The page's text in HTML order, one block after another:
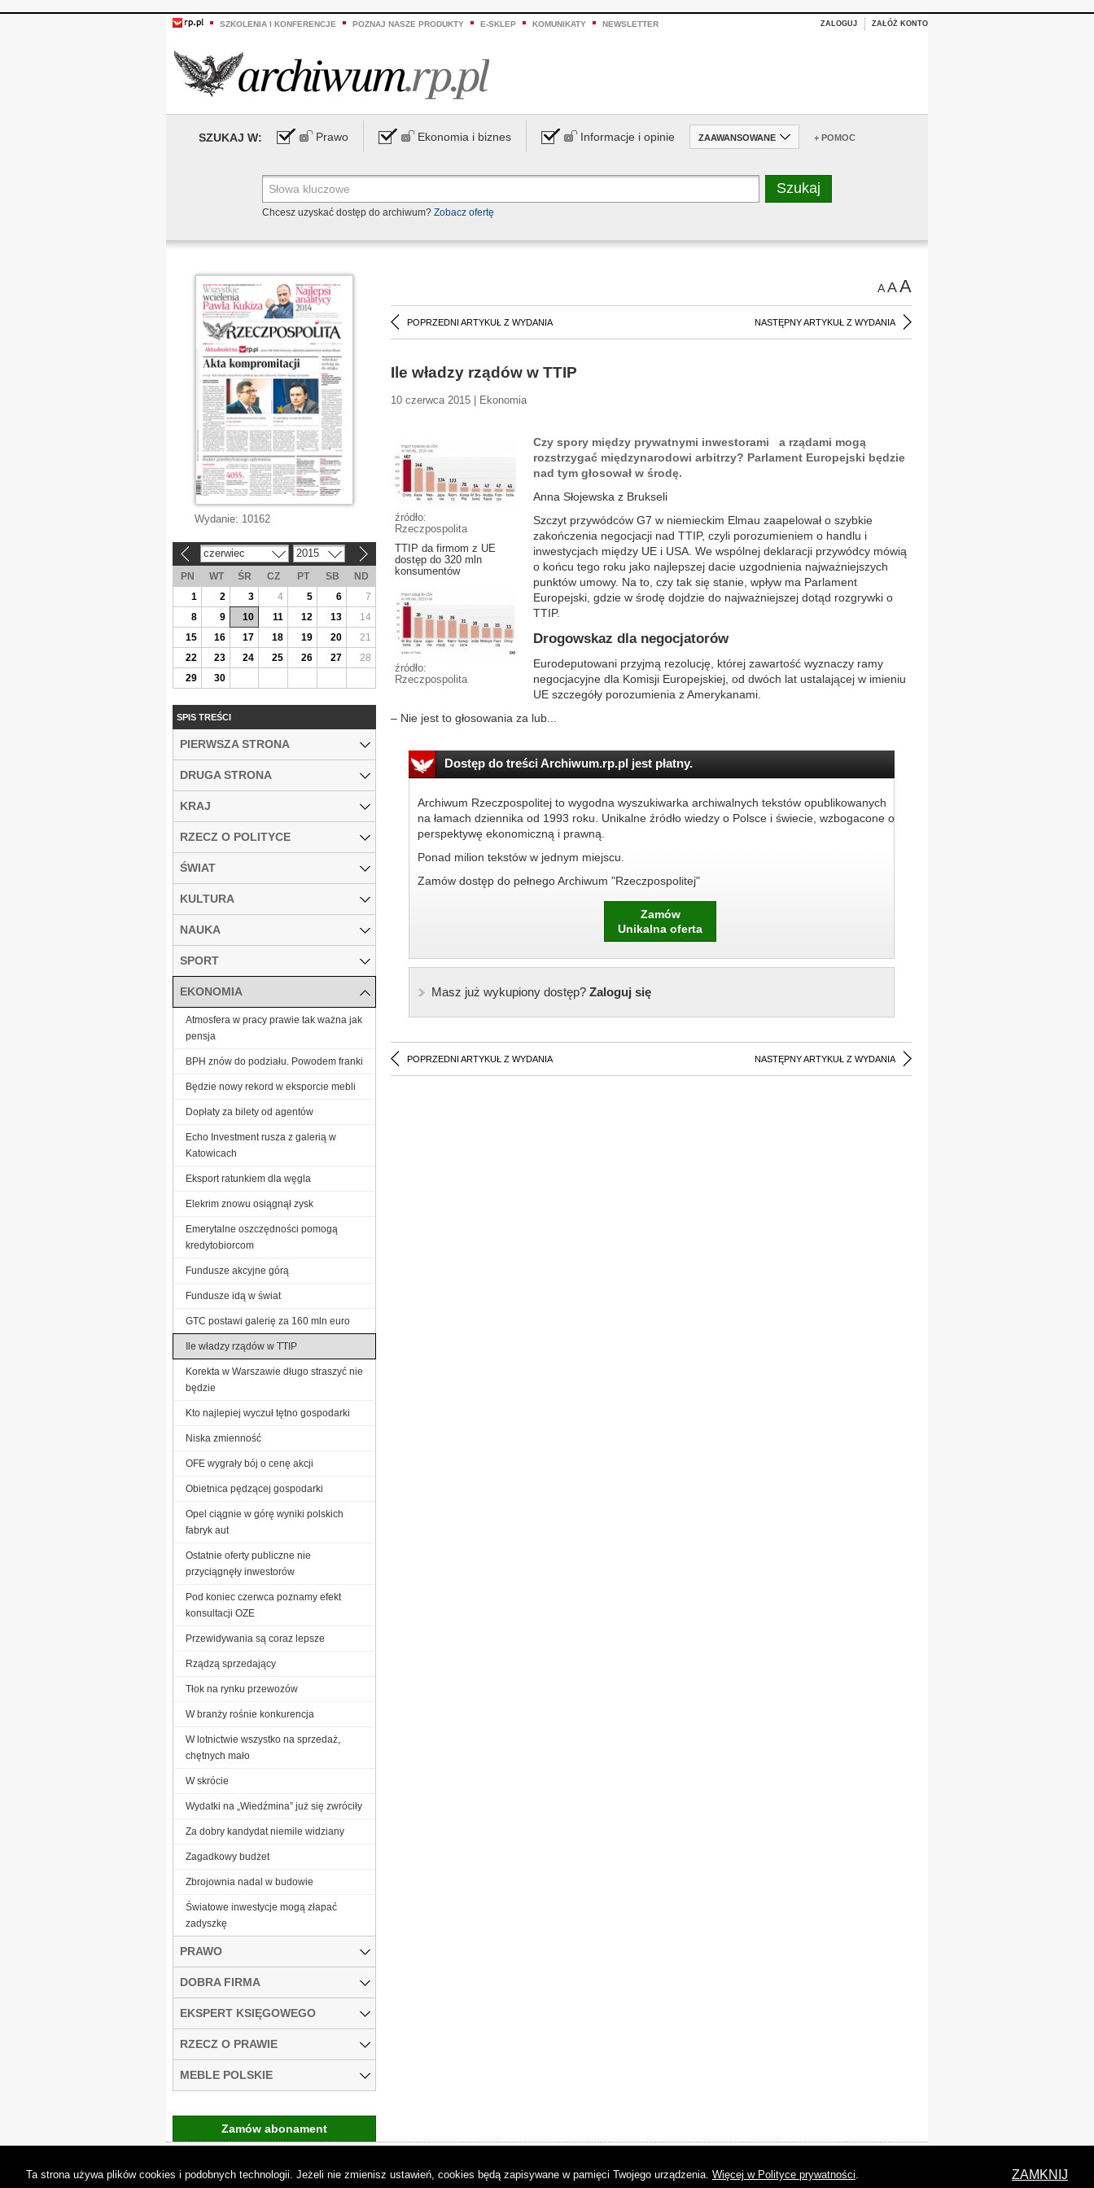
SZKOLENIA I KONFERENCJE POZNAJ NASZE PRODUKTY E-SKLEP KOMUNIKATY NEWSLETTER ZALOGUJ ZAŁÓŻ KONTO
SZUKAJ W: Prawo Ekonomia i biznes Informacje i opinie ZAAWANSOWANE + POMOC
Chcesz uzyskać dostęp do archiwum? Zobacz ofertę
AAA
POPRZEDNI ARTYKUŁ Z WYDANIA NASTĘPNY ARTYKUŁ Z WYDANIA
Ile władzy rządów w TTIP
10 czerwca 2015 | Ekonomia
źródło:
Rzeczpospolita
TTIP da firmom z UE
dostęp do 320 mln
konsumentów
źródło:
Rzeczpospolita
Czy spory między prywatnymi inwestorami a rządami mogą
rozstrzygać międzynarodowi arbitrzy? Parlament Europejski będzie
nad tym głosował w środę.
Anna Słojewska z Brukseli
Szczyt przywódców G7 w niemieckim Elmau zaapelował o szybkie
zakończenia negocjacji nad TTIP, czyli porozumieniem o handlu i
inwestycjach między UE i USA. We wspólnej deklaracji przywódcy mówią
o końcu tego roku jako najlepszej dacie uzgodnienia najważniejszych
punktów umowy. Na to, czy tak się stanie, wpływ ma Parlament
Europejski, gdzie w środę dojdzie do najważniejszej dotąd rozgrywki o
TTIP.
Drogowskaz dla negocjatorów
Eurodeputowani przyjmą rezolucję, której zawartość wyznaczy ramy
negocjacyjne dla Komisji Europejskiej, od dwóch lat ustalającej w imieniu
UE szczegóły porozumienia z Amerykanami.
– Nie jest to głosowania za lub...
Dostęp do treści Archiwum.rp.pl jest płatny.
Archiwum Rzeczpospolitej to wygodna wyszukiwarka archiwalnych tekstów opublikowanych
na łamach dziennika od 1993 roku. Unikalne źródło wiedzy o Polsce i świecie, wzbogacone o
perspektywę ekonomiczną i prawną.
Ponad milion tekstów w jednym miejscu.
Zamów dostęp do pełnego Archiwum "Rzeczpospolitej"
Zamów
Unikalna oferta
Masz już wykupiony dostęp?Zaloguj się
POPRZEDNI ARTYKUŁ Z WYDANIA NASTĘPNY ARTYKUŁ Z WYDANIA
Wydanie: 10162
czerwiec 2015
PN WT ŚR CZ PT SB
ND
1
2 3 4 5 6
7
8
9 10 11 12 13
14
15
16 17 18 19 20
21
22
23 24 25 26 27
28
29
30
SPIS TREŚCI
PIERWSZA STRONA
DRUGA STRONA
KRAJ
RZECZ O POLITYCE
ŚWIAT
KULTURA
NAUKA
SPORT
EKONOMIA
Atmosfera w pracy prawie tak ważna jak
pensja
BPH znów do podziału. Powodem franki
Będzie nowy rekord w eksporcie mebli
Dopłaty za bilety od agentów
Echo Investment rusza z galerią w
Katowicach
Eksport ratunkiem dla węgla
Elekrim znowu osiągnął zysk
Emerytalne oszczędności pomogą
kredytobiorcom
Fundusze akcyjne górą
Fundusze idą w świat
GTC postawi galerię za 160 mln euro
Ile władzy rządów w TTIP
Korekta w Warszawie długo straszyć nie
będzie
Kto najlepiej wyczuł tętno gospodarki
Niska zmienność
OFE wygrały bój o cenę akcji
Obietnica pędzącej gospodarki
Opel ciągnie w górę wyniki polskich
fabryk aut
Ostatnie oferty publiczne nie
przyciągnęły inwestorów
Pod koniec czerwca poznamy efekt
konsultacji OZE
Przewidywania są coraz lepsze
Rządzą sprzedający
Tłok na rynku przewozów
W branży rośnie konkurencja
W lotnictwie wszystko na sprzedaż,
chętnych mało
W skrócie
Wydatki na „Wiedźmina” już się zwróciły
Za dobry kandydat niemile widziany
Zagadkowy budżet
Zbrojownia nadal w budowie
Światowe inwestycje mogą złapać
zadyszkę
PRAWO
DOBRA FIRMA
EKSPERT KSIĘGOWEGO
RZECZ O PRAWIE
MEBLE POLSKIE
Zamów abonament
Ta strona używa plików cookies i podobnych technologii. Jeżeli nie zmienisz ustawień, cookies będą zapisywane w pamięci Twojego urządzenia. Więcej w Polityce prywatności. ZAMKNIJ